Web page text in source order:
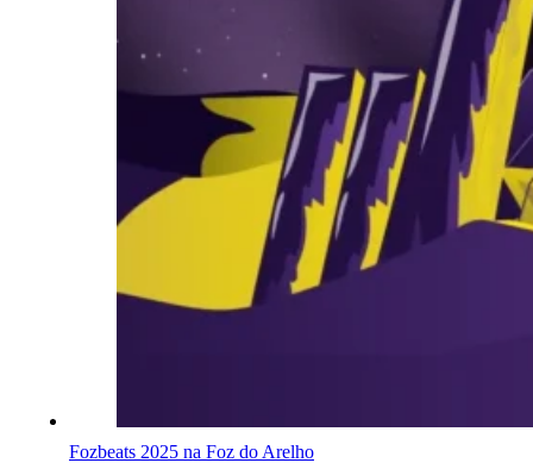
Fozbeats 2025 na Foz do Arelho